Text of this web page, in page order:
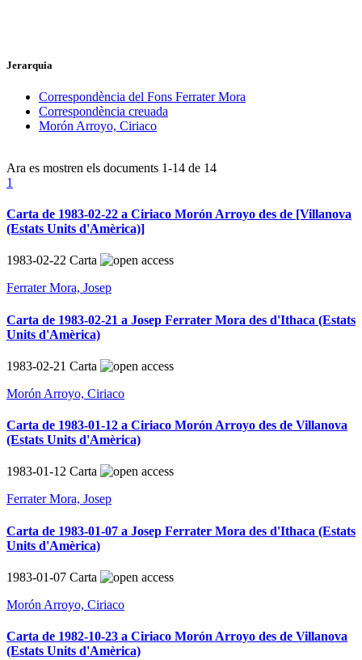
Jerarquia
Correspondència del Fons Ferrater Mora
Correspondència creuada
Morón Arroyo, Ciriaco
Ara es mostren els documents 1-14 de 14
1
Carta de 1983-02-22 a Ciriaco Morón Arroyo des de [Villanova
(Estats Units d'Amèrica)]
1983-02-22 Carta
Ferrater Mora, Josep
Carta de 1983-02-21 a Josep Ferrater Mora des d'Ithaca (Estats
Units d'Amèrica)
1983-02-21 Carta
Morón Arroyo, Ciriaco
Carta de 1983-01-12 a Ciriaco Morón Arroyo des de Villanova
(Estats Units d'Amèrica)
1983-01-12 Carta
Ferrater Mora, Josep
Carta de 1983-01-07 a Josep Ferrater Mora des d'Ithaca (Estats
Units d'Amèrica)
1983-01-07 Carta
Morón Arroyo, Ciriaco
Carta de 1982-10-23 a Ciriaco Morón Arroyo des de Villanova
(Estats Units d'Amèrica)